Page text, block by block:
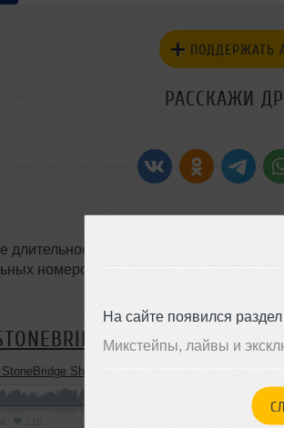
На сайте появился раздел
Микстейпы, лайвы и
ПОДДЕРЖАТЬ
РАССКАЖИ
час: подборка хаус/
номеров, ориентированных на
Show